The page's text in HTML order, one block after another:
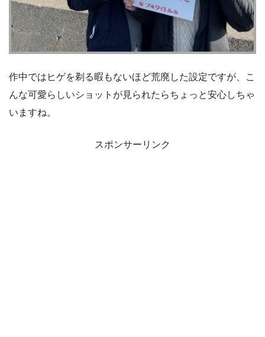
作中ではヒゲを剃る暇もないほど荒廃した設定ですが、こ
んな可愛らしいショットが見られたらちょっと安心しちゃ
いますね。
スポンサーリンク